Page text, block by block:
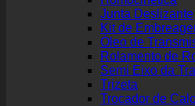
Junta Deslizante
Kit de
Óleo de
Rolamento de
Semi Eixo da
Trizeta
Trocador de